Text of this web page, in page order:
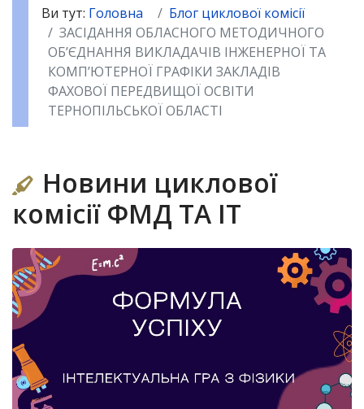
Ви тут: Головна
Блог циклової комісії
ЗАСІДАННЯ ОБЛАСНОГО МЕТОДИЧНОГО
ОБ’ЄДНАННЯ ВИКЛАДАЧІВ ІНЖЕНЕРНОЇ ТА
КОМП’ЮТЕРНОЇ ГРАФІКИ ЗАКЛАДІВ
ФАХОВОЇ ПЕРЕДВИЩОЇ ОСВІТИ
ТЕРНОПІЛЬСЬКОЇ ОБЛАСТІ
Новини циклової
комісії ФМД ТА ІТ